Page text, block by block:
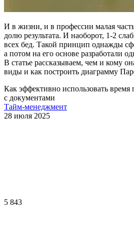
И в жизни, и в профессии малая
долю результата. И наоборот, 1-2
всех бед. Такой принцип однажды
а потом на его основе разработали
В статье рассказываем, чем и кому
виды и как построить диаграмму
Как эффективно использовать время
с документами
Тайм-менеджмент
28 июля 2025
5 843